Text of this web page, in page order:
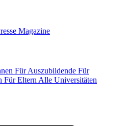
Magazine
Für Auszubildende Für
Für Eltern Alle Universitäten